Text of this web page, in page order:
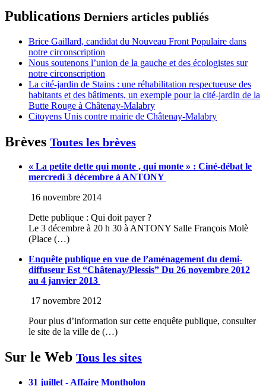
Publications Derniers articles publiés
Brice Gaillard, candidat du Nouveau Front Populaire dans
notre circonscription
Nous soutenons l’union de la gauche et des écologistes sur
notre circonscription
La cité-jardin de Stains : une réhabilitation respectueuse des
habitants et des bâtiments, un exemple pour la cité-jardin de la
Butte Rouge à Châtenay-Malabry
Citoyens Unis contre mairie de Châtenay-Malabry
Brèves Toutes les brèves
« La petite dette qui monte , qui monte » : Ciné-débat le
mercredi 3 décembre à ANTONY
16 novembre 2014
Dette publique : Qui doit payer ?
Le 3 décembre à 20 h 30 à ANTONY Salle François Molè
(Place (…)
Enquête publique en vue de l’aménagement du demi-
diffuseur Est “Châtenay/Plessis” Du 26 novembre 2012
au 4 janvier 2013
17 novembre 2012
Pour plus d’information sur cette enquête publique, consulter
le site de la ville de (…)
Sur le Web Tous les sites
31 juillet - Affaire Montholon